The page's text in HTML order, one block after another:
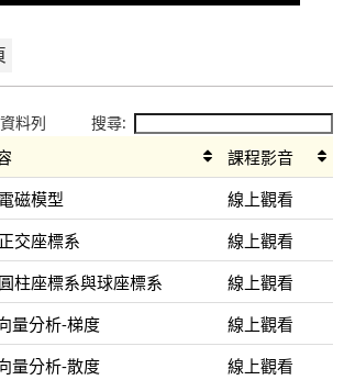
料列 搜尋:
課程影音
磁模型
線上觀看
交座標系
線上觀看
柱座標系與球座標系
線上觀看
量分析-梯度
線上觀看
量分析-散度
線上觀看